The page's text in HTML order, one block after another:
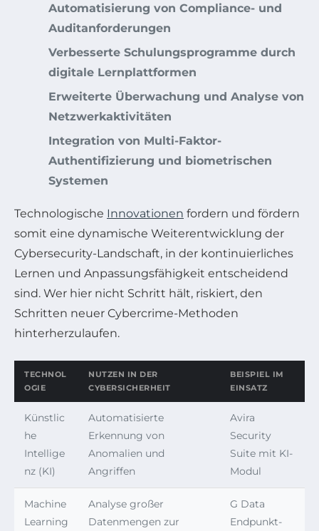
Automatisierung von Compliance- und
Auditanforderungen
Verbesserte Schulungsprogramme durch
digitale Lernplattformen
Erweiterte Überwachung und Analyse von
Netzwerkaktivitäten
Integration von Multi-Faktor-
Authentifizierung und biometrischen
Systemen
Technologische Innovationen fordern und fördern
somit eine dynamische Weiterentwicklung der
Cybersecurity-Landschaft, in der kontinuierliches
Lernen und Anpassungsfähigkeit entscheidend
sind. Wer hier nicht Schritt hält, riskiert, den
Schritten neuer Cybercrime-Methoden
hinterherzulaufen.
TECHNOL
OGIE
NUTZEN IN DER
CYBERSICHERHEIT
BEISPIEL IM
EINSATZ
Künstlic
he
Intellige
nz (KI)
Automatisierte
Erkennung von
Anomalien und
Angriffen
Avira
Security
Suite mit KI-
Modul
Machine
Learning
Analyse großer
Datenmengen zur
G Data
Endpunkt-